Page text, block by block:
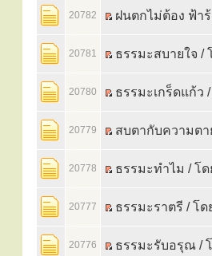
20782 ฝนตกไม่ต้อง ฟ้าร้
20781 ธรรมะสบายใจ /
20780 ธรรมะเกร็ดแก้ว
20779 สบตากับความตา
20778 ธรรมะทำไม / โด
20777 ธรรมะราตรี / โด
20776 ธรรมะรับอรุณ /